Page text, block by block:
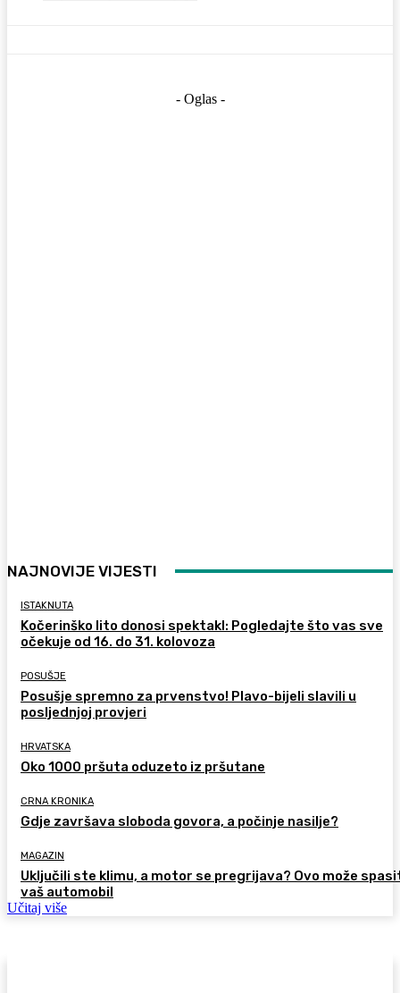
- Oglas -
NAJNOVIJE VIJESTI
ISTAKNUTA
Kočerinško lito donosi spektakl: Pogledajte što vas sve
očekuje od 16. do 31. kolovoza
POSUŠJE
Posušje spremno za prvenstvo! Plavo-bijeli slavili u
posljednjoj provjeri
HRVATSKA
Oko 1000 pršuta oduzeto iz pršutane
CRNA KRONIKA
Gdje završava sloboda govora, a počinje nasilje?
MAGAZIN
Uključili ste klimu, a motor se pregrijava? Ovo može
vaš automobil
Učitaj više